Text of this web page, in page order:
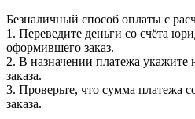
Безналичный способ оплаты с
1. Переведите деньги со счёта
оформившего заказ.
2. В назначении платежа укажите
заказа.
3. Проверьте, что сумма платежа
заказа.